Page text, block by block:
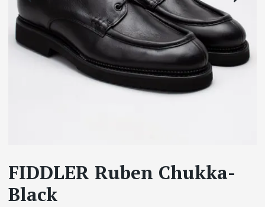
FIDDLER Ruben Chukka-
Black